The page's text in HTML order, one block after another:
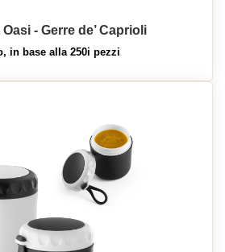
- Gerre de’ Caprioli
in base alla 250i pezzi